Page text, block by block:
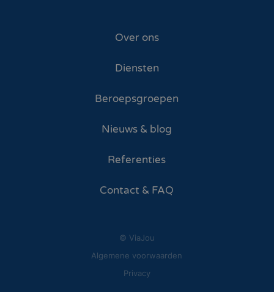
Over ons
Diensten
Beroepsgroepen
Nieuws & blog
Referenties
Contact & FAQ
© ViaJou
Algemene voorwaarden
Privacy